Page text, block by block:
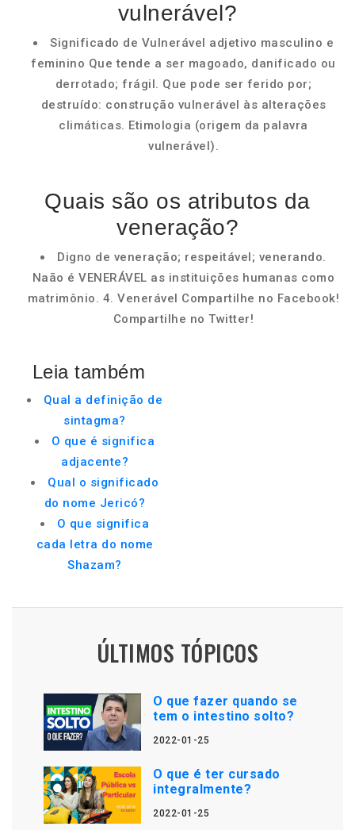
vulnerável?
Significado de Vulnerável adjetivo masculino e
feminino Que tende a ser magoado, danificado ou
derrotado; frágil. Que pode ser ferido por;
destruído: construção vulnerável às alterações
climáticas. Etimologia (origem da palavra
vulnerável).
Quais são os atributos da
veneração?
Digno de veneração; respeitável; venerando.
Naão é VENERÁVEL as instituições humanas como
matrimônio. 4. Venerável Compartilhe no Facebook!
Compartilhe no Twitter!
Leia também
Qual a definição de
sintagma?
O que é significa
adjacente?
Qual o significado
do nome Jericó?
O que significa
cada letra do nome
Shazam?
ÚLTIMOS TÓPICOS
O que fazer quando se
tem o intestino solto?
2022-01-25
O que é ter cursado
integralmente?
2022-01-25